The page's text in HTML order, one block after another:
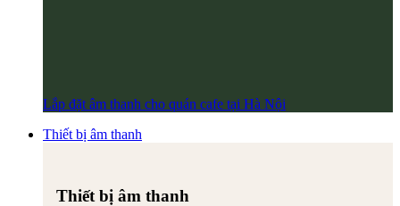
Lắp đặt âm thanh cho quán cafe tại Hà Nội
Thiết bị âm thanh
Thiết bị âm thanh